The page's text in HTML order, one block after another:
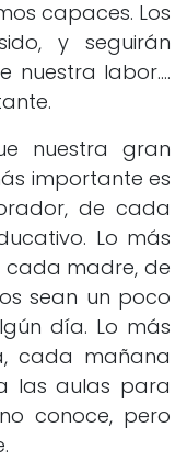
capaces. Los
y seguirán
nuestra labor....
nuestra gran
importante es
de cada
Lo más
cada madre, de
sean un poco
día. Lo más
cada mañana
las aulas para
conoce, pero